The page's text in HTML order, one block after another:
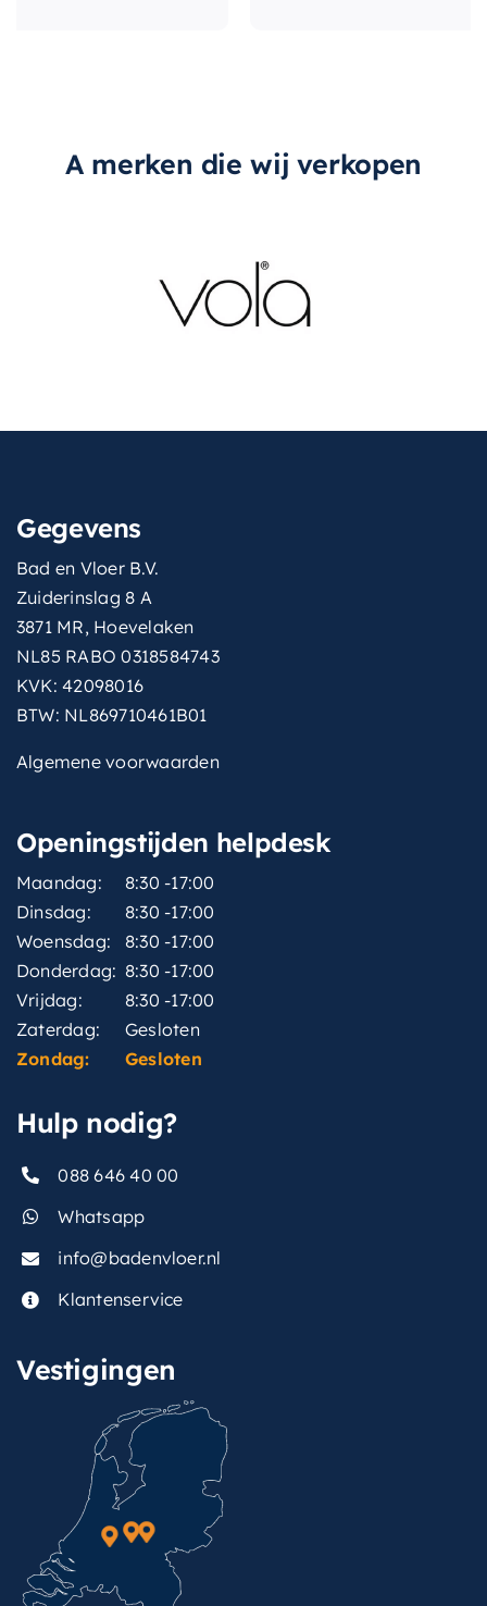
A merken die wij verkopen
Gegevens
Bad en Vloer B.V.
Zuiderinslag 8 A
3871 MR, Hoevelaken
NL85 RABO 0318584743
KVK: 42098016
BTW: NL869710461B01
Algemene voorwaarden
Openingstijden helpdesk
Maandag:
8:30 -17:00
Dinsdag:
8:30 -17:00
Woensdag:
8:30 -17:00
Donderdag: 8:30 -17:00
Vrijdag:
8:30 -17:00
Zaterdag:
Gesloten
Zondag:
Gesloten
Hulp nodig?
088 646 40 00
Whatsapp
info@badenvloer.nl
Klantenservice
Vestigingen